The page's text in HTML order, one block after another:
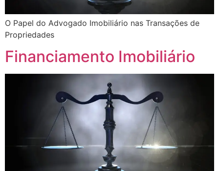
O Papel do Advogado Imobiliário nas Transações de
Propriedades
Financiamento Imobiliário